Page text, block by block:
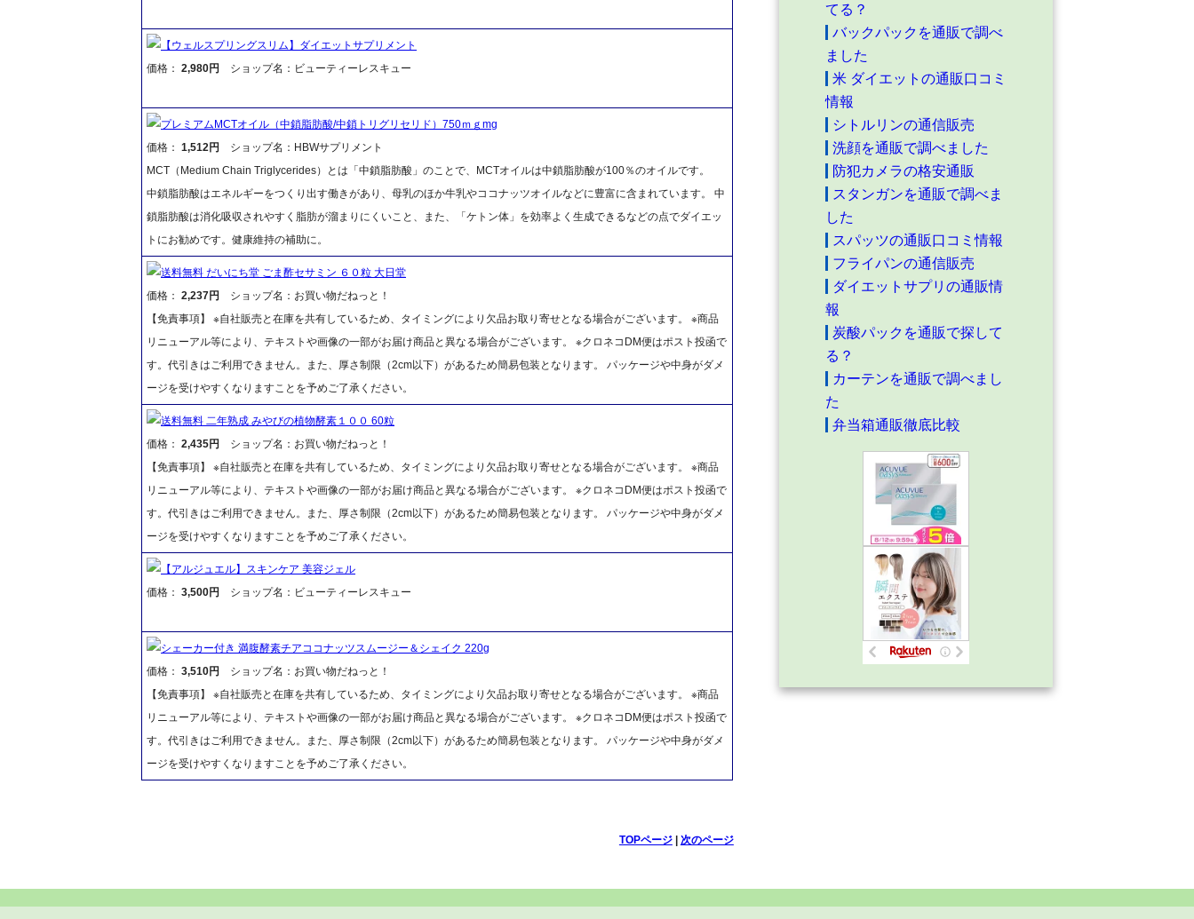
【ウェルスプリングスリム】ダイエットサプリメント
価格： 2,980円 ショップ名：ビューティーレスキュー
プレミアムMCTオイル（中鎖脂肪酸/中鎖トリグリセリド）750ｍｇmg
価格： 1,512円
ショップ名：HBWサプリメント
MCT（Medium Chain Triglycerides）とは「中鎖脂肪酸」のことで、MCTオイルは中鎖脂肪酸が100％のオイルです。
中鎖脂肪酸はエネルギーをつくり出す働きがあり、母乳のほか牛乳やココナッツオイルなどに豊富に含まれています。 中
鎖脂肪酸は消化吸収されやすく脂肪が溜まりにくいこと、また、「ケトン体」を効率よく生成できるなどの点でダイエッ
トにお勧めです。健康維持の補助に。
送料無料 だいにち堂 ごま酢セサミン ６０粒 大日堂
価格： 2,237円
ショップ名：お買い物だねっと！
【免責事項】 ※自社販売と在庫を共有しているため、タイミングにより欠品お取り寄せとなる場合がございます。 ※商品
リニューアル等により、テキストや画像の一部がお届け商品と異なる場合がございます。 ※クロネコDM便はポスト投函で
す。代引きはご利用できません。また、厚さ制限（2cm以下）があるため簡易包装となります。 パッケージや中身がダメ
ージを受けやすくなりますことを予めご了承ください。
送料無料 二年熟成 みやびの植物酵素１００ 60粒
価格： 2,435円
ショップ名：お買い物だねっと！
【免責事項】 ※自社販売と在庫を共有しているため、タイミングにより欠品お取り寄せとなる場合がございます。 ※商品
リニューアル等により、テキストや画像の一部がお届け商品と異なる場合がございます。 ※クロネコDM便はポスト投函で
す。代引きはご利用できません。また、厚さ制限（2cm以下）があるため簡易包装となります。 パッケージや中身がダメ
ージを受けやすくなりますことを予めご了承ください。
【アルジュエル】スキンケア 美容ジェル
価格： 3,500円 ショップ名：ビューティーレスキュー
シェーカー付き 満腹酵素チアココナッツスムージー＆シェイク 220g
価格： 3,510円
ショップ名：お買い物だねっと！
【免責事項】 ※自社販売と在庫を共有しているため、タイミングにより欠品お取り寄せとなる場合がございます。 ※商品
リニューアル等により、テキストや画像の一部がお届け商品と異なる場合がございます。 ※クロネコDM便はポスト投函で
す。代引きはご利用できません。また、厚さ制限（2cm以下）があるため簡易包装となります。 パッケージや中身がダメ
ージを受けやすくなりますことを予めご了承ください。
TOPページ| 次のページ
てる？
バックパックを通販で調べ
ました
米 ダイエットの通販口コミ
情報
シトルリンの通信販売
洗顔を通販で調べました
防犯カメラの格安通販
スタンガンを通販で調べま
した
スパッツの通販口コミ情報
フライパンの通信販売
ダイエットサプリの通販情
報
炭酸パックを通販で探して
る？
カーテンを通販で調べまし
た
弁当箱通販徹底比較